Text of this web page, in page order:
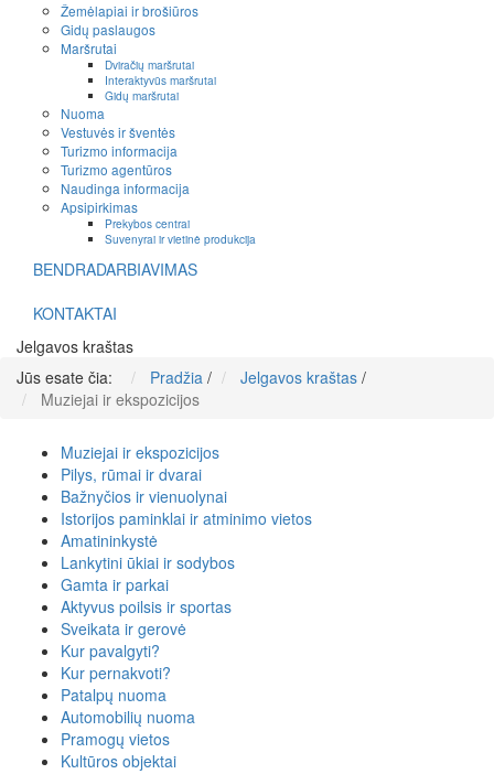
Žemėlapiai ir brošiūros
Gidų paslaugos
Maršrutai
Dviračių maršrutai
Interaktyvūs maršrutai
Gidų maršrutai
Nuoma
Vestuvės ir šventės
Turizmo informacija
Turizmo agentūros
Naudinga informacija
Apsipirkimas
Prekybos centrai
Suvenyrai ir vietinė produkcija
BENDRADARBIAVIMAS
KONTAKTAI
Jelgavos kraštas
Jūs esate čia:
Pradžia / Jelgavos kraštas /
Muziejai ir ekspozicijos
Muziejai ir ekspozicijos
Pilys, rūmai ir dvarai
Bažnyčios ir vienuolynai
Istorijos paminklai ir atminimo vietos
Amatininkystė
Lankytini ūkiai ir sodybos
Gamta ir parkai
Aktyvus poilsis ir sportas
Sveikata ir gerovė
Kur pavalgyti?
Kur pernakvoti?
Patalpų nuoma
Automobilių nuoma
Pramogų vietos
Kultūros objektai